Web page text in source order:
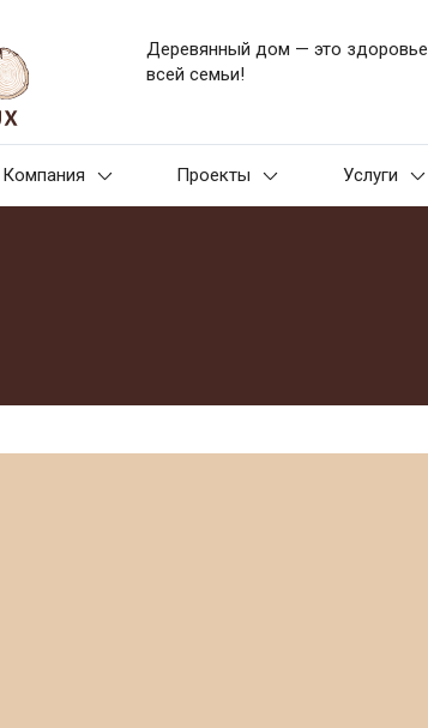
Деревянный дом — это здоровье
всей семьи!
Компания Проекты Услуги